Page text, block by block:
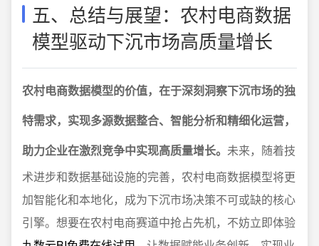
五、总结与展望：农村电商数据
模型驱动下沉市场高质量增长
农村电商数据模型的价值，在于深刻洞察下沉市场的独
特需求，实现多源数据整合、智能分析和精细化运营，
助力企业在激烈竞争中实现高质量增长。 未来，随着技
术进步和数据基础设施的完善，农村电商数据模型将更
加智能化和本地化，成为下沉市场决策不可或缺的核心
引擎。想要在农村电商赛道中抢占先机，不妨立即体验